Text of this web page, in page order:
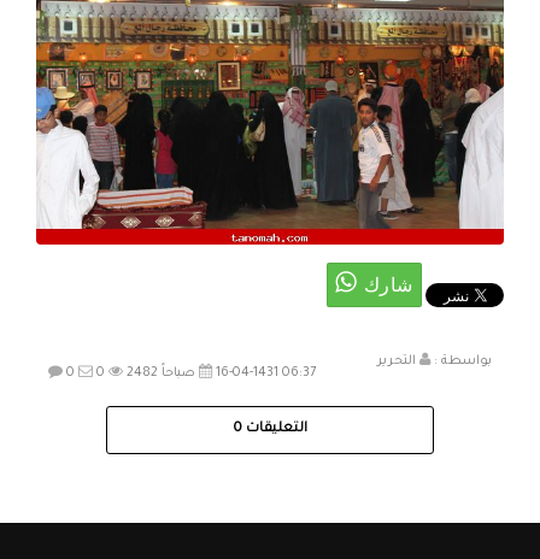
بواسطة :
التحرير
16-04-1431 06:37 صباحاً
0 0 2482
التعليقات 0